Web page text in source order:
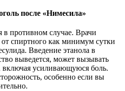
после «Нимесила»
в противном случае. Врачи
спиртного как минимум сутки
Введение этанола в
выведется, может вызывать
усиливающуюся боль.
особенно если вы